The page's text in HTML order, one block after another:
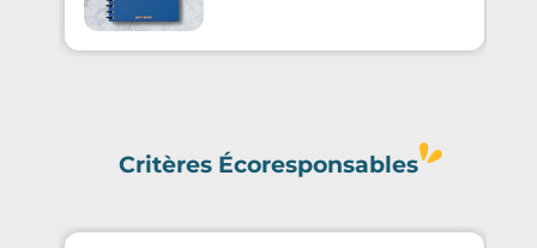
Critères Écoresponsables